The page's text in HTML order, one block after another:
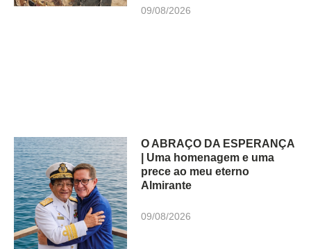
09/08/2026
O ABRAÇO DA ESPERANÇA
| Uma homenagem e uma
prece ao meu eterno
Almirante
09/08/2026